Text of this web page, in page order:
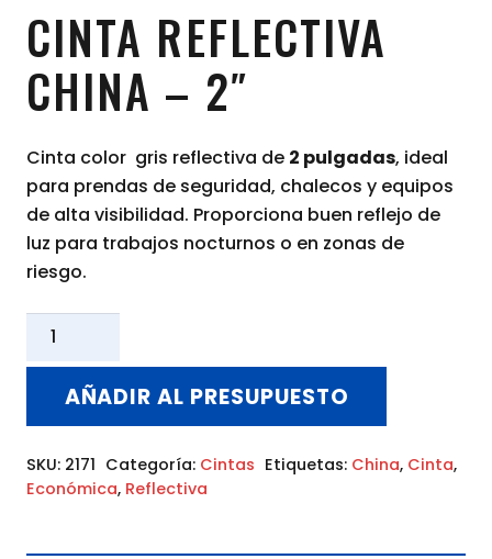
CINTA REFLECTIVA
CHINA – 2″
Cinta color gris reflectiva de 2 pulgadas, ideal
para prendas de seguridad, chalecos y equipos
de alta visibilidad. Proporciona buen reflejo de
luz para trabajos nocturnos o en zonas de
riesgo.
CINTA
cantidad
AÑADIR AL PRESUPUESTO
SKU: 2171 Categoría: Cintas Etiquetas: China, Cinta,
Económica, Reflectiva